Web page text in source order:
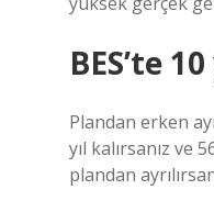
BES’te
Plandan erken
yıl kalırsanız ve
plandan